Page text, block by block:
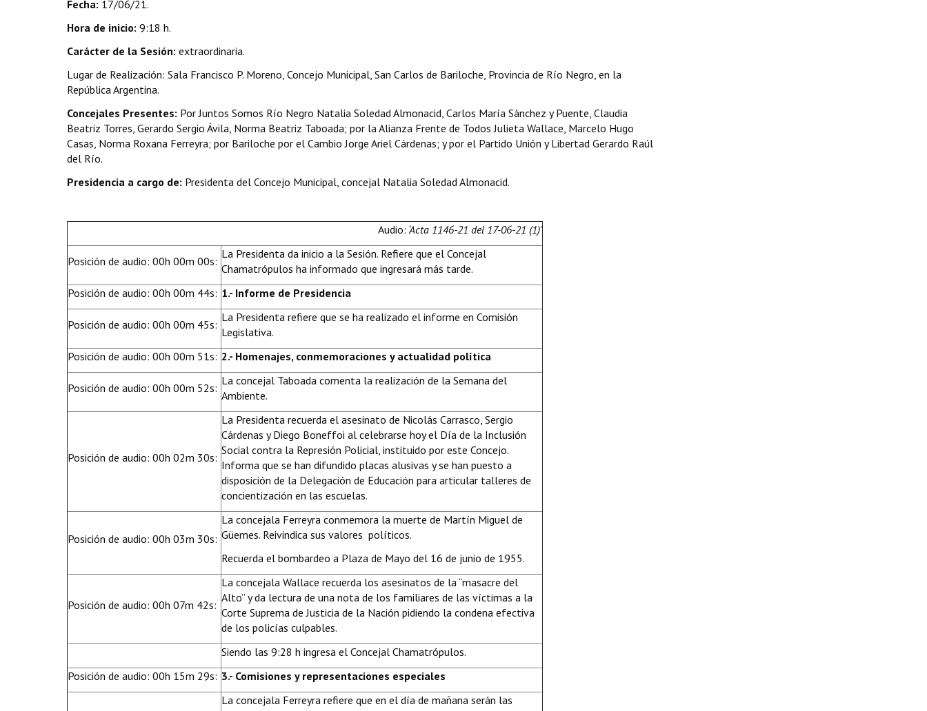
Fecha: 17/06/21.
Hora de inicio: 9:18 h.
Carácter de la Sesión: extraordinaria.
Lugar de Realización: Sala Francisco P. Moreno, Concejo Municipal, San Carlos de Bariloche, Provincia de Río Negro, en la
República Argentina.
Concejales Presentes: Por Juntos Somos Río Negro Natalia Soledad Almonacid, Carlos María Sánchez y Puente, Claudia
Beatriz Torres, Gerardo Sergio Ávila, Norma Beatriz Taboada; por la Alianza Frente de Todos Julieta Wallace, Marcelo Hugo
Casas, Norma Roxana Ferreyra; por Bariloche por el Cambio Jorge Ariel Cárdenas; y por el Partido Unión y Libertad Gerardo Raúl
del Río.
Presidencia a cargo de: Presidenta del Concejo Municipal, concejal Natalia Soledad Almonacid.
Audio: ‘Acta 1146-21 del 17-06-21 (1)’
Posición de audio: 00h 00m 00s:
La Presidenta da inicio a la Sesión. Refiere que el Concejal
Chamatrópulos ha informado que ingresará más tarde.
Posición de audio: 00h 00m 44s: 1.- Informe de Presidencia
Posición de audio: 00h 00m 45s:
La Presidenta refiere que se ha realizado el informe en Comisión
Legislativa.
Posición de audio: 00h 00m 51s: 2.- Homenajes, conmemoraciones y actualidad política
Posición de audio: 00h 00m 52s:
La concejal Taboada comenta la realización de la Semana del
Ambiente.
Posición de audio: 00h 02m 30s:
La Presidenta recuerda el asesinato de Nicolás Carrasco, Sergio
Cárdenas y Diego Boneffoi al celebrarse hoy el Día de la Inclusión
Social contra la Represión Policial, instituido por este Concejo.
Informa que se han difundido placas alusivas y se han puesto a
disposición de la Delegación de Educación para articular talleres de
concientización en las escuelas.
Posición de audio: 00h 03m 30s:
La concejala Ferreyra conmemora la muerte de Martín Miguel de
Güemes. Reivindica sus valores políticos.
Recuerda el bombardeo a Plaza de Mayo del 16 de junio de 1955.
Posición de audio: 00h 07m 42s:
La concejala Wallace recuerda los asesinatos de la “masacre del
Alto” y da lectura de una nota de los familiares de las víctimas a la
Corte Suprema de Justicia de la Nación pidiendo la condena efectiva
de los policías culpables.
Siendo las 9:28 h ingresa el Concejal Chamatrópulos.
Posición de audio: 00h 15m 29s: 3.- Comisiones y representaciones especiales
La concejala Ferreyra refiere que en el día de mañana serán las